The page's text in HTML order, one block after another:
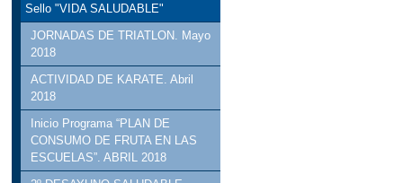
Sello "VIDA SALUDABLE"
JORNADAS DE TRIATLON. Mayo
2018
ACTIVIDAD DE KARATE. Abril
2018
Inicio Programa “PLAN DE
CONSUMO DE FRUTA EN LAS
ESCUELAS”. ABRIL 2018